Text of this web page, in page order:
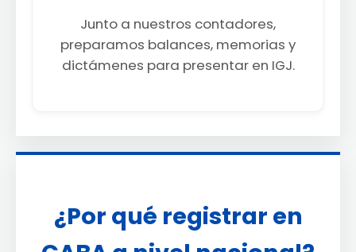
Junto a nuestros contadores,
preparamos balances, memorias y
dictámenes para presentar en IGJ.
¿Por qué registrar en